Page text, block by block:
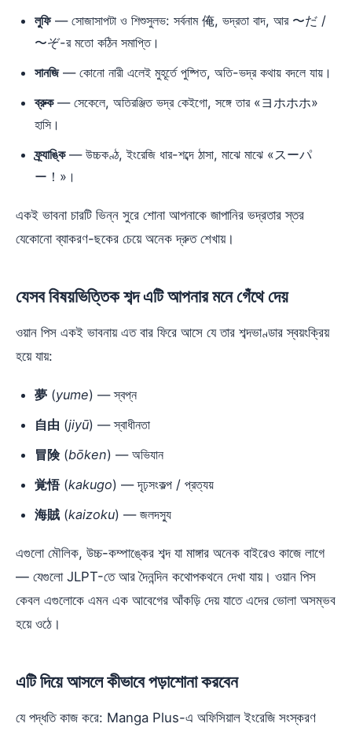
লুফি— সোজাসাপটা ও শিশুসুলভ: সর্বনাম 俺, ভদ্রতা বাদ, আর 〜だ /
〜ぞ-র মতো কঠিন সমাপ্তি।
সানজি— কোনো নারী এলেই মুহূর্তে পুষ্পিত, অতি-ভদ্র কথায় বদলে যায়।
ব্রুক— সেকেলে, অতিরঞ্জিত ভদ্র কেইগো, সঙ্গে তার «ヨホホホ»
হাসি।
ফ্র্যাঙ্কি— উচ্চকণ্ঠ, ইংরেজি ধার-শব্দে ঠাসা, মাঝে মাঝে «スーパ
ー！»।
একই ভাবনা চারটি ভিন্ন সুরে শোনা আপনাকে জাপানির ভদ্রতার স্তর
যেকোনো ব্যাকরণ-ছকের চেয়ে অনেক দ্রুত শেখায়।
যেসব বিষয়ভিত্তিক শব্দ এটি আপনার মনে গেঁথে দেয়
ওয়ান পিস একই ভাবনায় এত বার ফিরে আসে যে তার শব্দভাণ্ডার স্বয়ংক্রিয়
হয়ে যায়:
夢 (yume) — স্বপ্ন
自由 (jiyū) — স্বাধীনতা
冒険(bōken) — অভিযান
覚悟(kakugo) — দৃঢ়সংকল্প / প্রত্যয়
海賊 (kaizoku) — জলদস্যু
এগুলো মৌলিক, উচ্চ-কম্পাঙ্কের শব্দ যা মাঙ্গার অনেক বাইরেও কাজে লাগে
— যেগুলো JLPT-তে আর দৈনন্দিন কথোপকথনে দেখা যায়। ওয়ান পিস
কেবল এগুলোকে এমন এক আবেগের আঁকড়ি দেয় যাতে এদের ভোলা অসম্ভব
হয়ে ওঠে।
এটি দিয়ে আসলে কীভাবে পড়াশোনা করবেন
যে পদ্ধতি কাজ করে: Manga Plus-এ অফিসিয়াল ইংরেজি সংস্করণ